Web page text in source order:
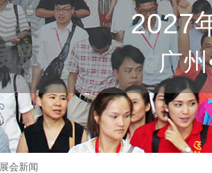
2027
广
展会新闻